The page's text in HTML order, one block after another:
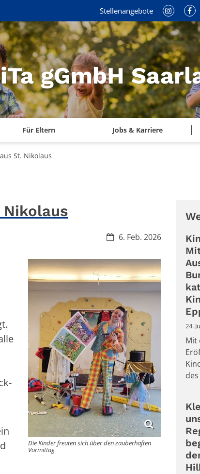
gGmbH
Für Eltern Jobs & Karriere
Stellenangebote
St. Nikolaus
Datum:6. Feb. 2026
Die Kinder freuten sich über den zauberhaften
Vormittag
24.
Mit